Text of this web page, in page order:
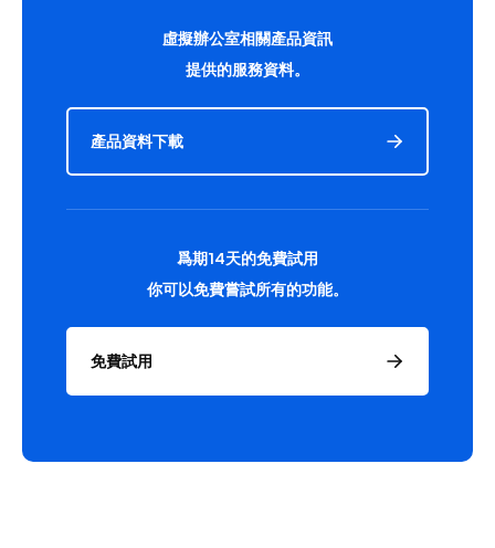
虛擬辦公室相關產品資訊
提供的服務資料。
產品資料下載
爲期14天的免費試用
你可以免費嘗試所有的功能。
免費試用